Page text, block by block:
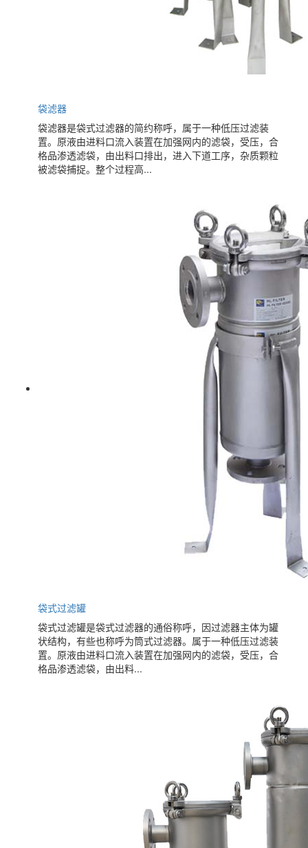
袋滤器
袋滤器是袋式过滤器的简约称呼，属于一种低压过滤装
置。原液由进料口流入装置在加强网内的滤袋，受压，合
格品渗透滤袋，由出料口排出，进入下道工序，杂质颗粒
被滤袋捕捉。整个过程高...
袋式过滤罐
袋式过滤罐是袋式过滤器的通俗称呼，因过滤器主体为罐
状结构，有些也称呼为筒式过滤器。属于一种低压过滤装
置。原液由进料口流入装置在加强网内的滤袋，受压，合
格品渗透滤袋，由出料...